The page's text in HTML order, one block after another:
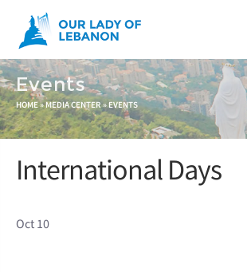
Skip to main content
Events
You are here
HOME» MEDIA CENTER » EVENTS
International Days
Oct 10